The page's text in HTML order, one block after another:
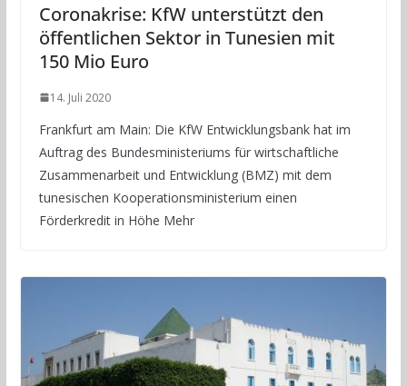
Coronakrise: KfW unterstützt den
öffentlichen Sektor in Tunesien mit
150 Mio Euro
14. Juli 2020
Frankfurt am Main: Die KfW Entwicklungsbank hat im
Auftrag des Bundesministeriums für wirtschaftliche
Zusammenarbeit und Entwicklung (BMZ) mit dem
tunesischen Kooperationsministerium einen
Förderkredit in Höhe Mehr